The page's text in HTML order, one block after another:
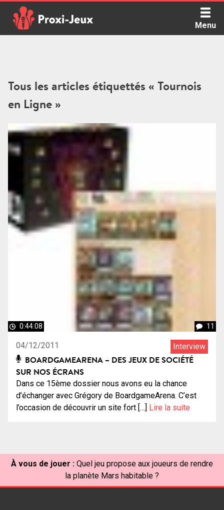
content
Menu
Tous les articles étiquettés « Tournois
en Ligne »
0:44:08 11
04/12/2011 Interview
BOARDGAMEARENA – DES JEUX DE SOCIÉTÉ
SUR NOS ÉCRANS
Dans ce 15ème dossier nous avons eu la chance
d’échanger avec Grégory de BoardgameArena. C’est
l’occasion de découvrir un site fort […] Lire la suite
À vous de jouer : Quel jeu propose aux joueurs de rendre
la planète Mars habitable ?